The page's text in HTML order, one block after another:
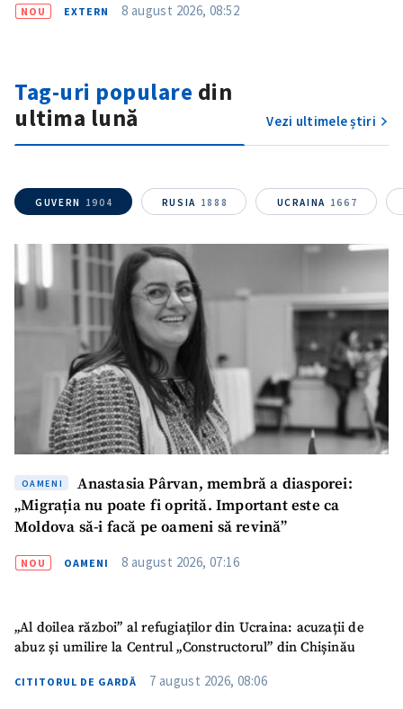
NOU EXTERN 8 august 2026, 08:52
Tag-uri populare din
ultima lună
Vezi ultimele știri
GUVERN 1904 RUSIA 1888 UCRAINA 1667
OAMENI
Anastasia Pârvan, membră a diasporei:
„Migrația nu poate fi oprită. Important este ca
Moldova să-i facă pe oameni să revină”
NOU OAMENI 8 august 2026, 07:16
„Al doilea război” al refugiaților din Ucraina: acuzații de
abuz și umilire la Centrul „Constructorul” din Chișinău
CITITORUL DE GARDĂ 7 august 2026, 08:06
Titlu știre+ Adaugă titlu
Link media+ Link media
Mesajul știrei
+ Mesajul știrei
CONTACT SURSĂ
Sursă anonimă
Nume+ Numele meu
Email+ Emailul meu
Telefon
+ Telefon personal
acord cupolitica de
TRIMITE ȘTIREA